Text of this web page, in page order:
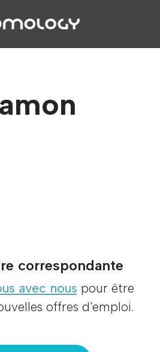
correspondante
avec nous pour être
offres d'emploi.